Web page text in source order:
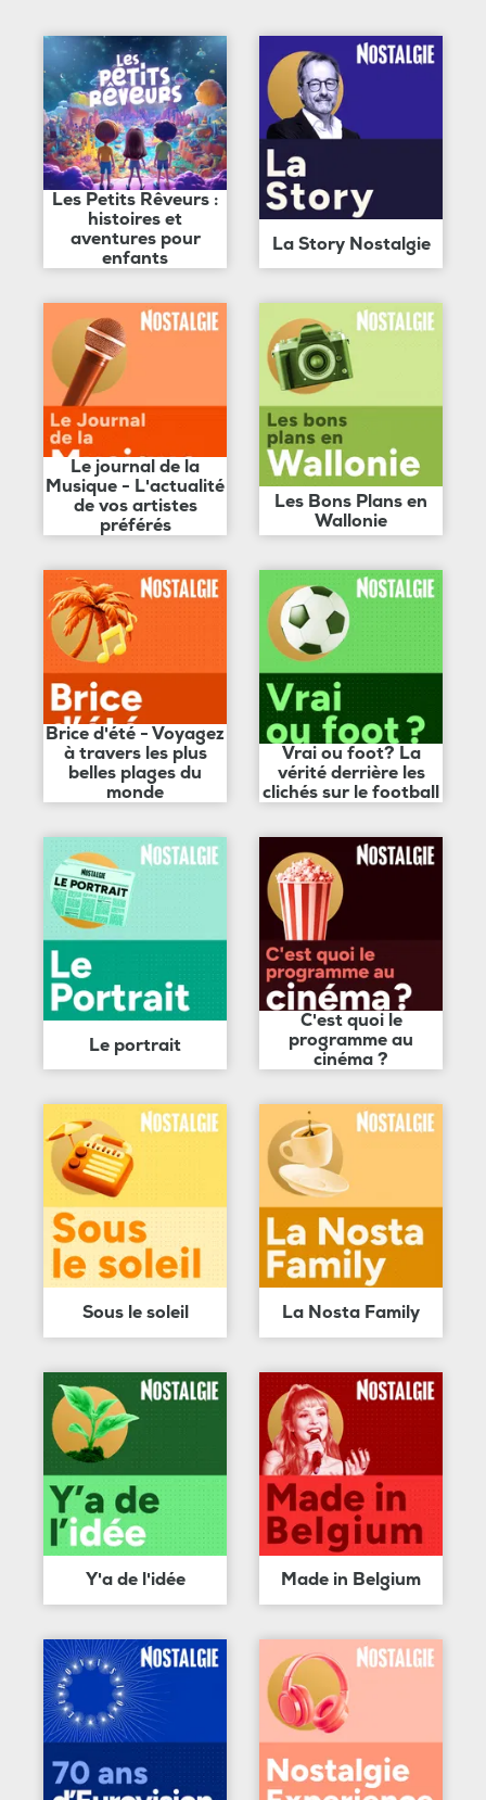
Les Petits Rêveurs :
histoires et
aventures pour
enfants
La Story Nostalgie
Le journal de la
Musique - L'actualité
de vos artistes
préférés
Les Bons Plans en
Wallonie
Brice d'été - Voyagez
à travers les plus
belles plages du
monde
Vrai ou foot? La
vérité derrière les
clichés sur le football
Le portrait
C'est quoi le
programme au
cinéma ?
Sous le soleil La Nosta Family
Y'a de l'idée Made in Belgium